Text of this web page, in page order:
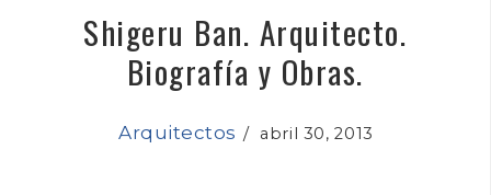
Shigeru Ban. Arquitecto.
Biografía y Obras.
Arquitectos /abril 30, 2013